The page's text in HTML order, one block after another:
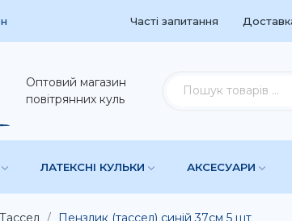
Часті запитання
Оптовий магазин
повітрянних куль
ЛАТЕКСНІ КУЛЬКИ АКСЕСУАРИ
Пензлик (тассел) синій 37см 5 шт